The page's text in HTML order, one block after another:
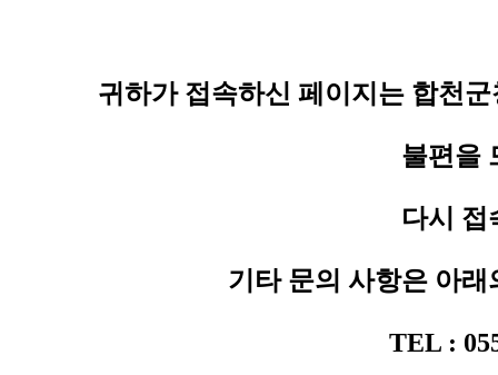
귀하가 접속하신 페이지는 합천
불편을
다시 접
기타 문의 사항은 아
TEL :